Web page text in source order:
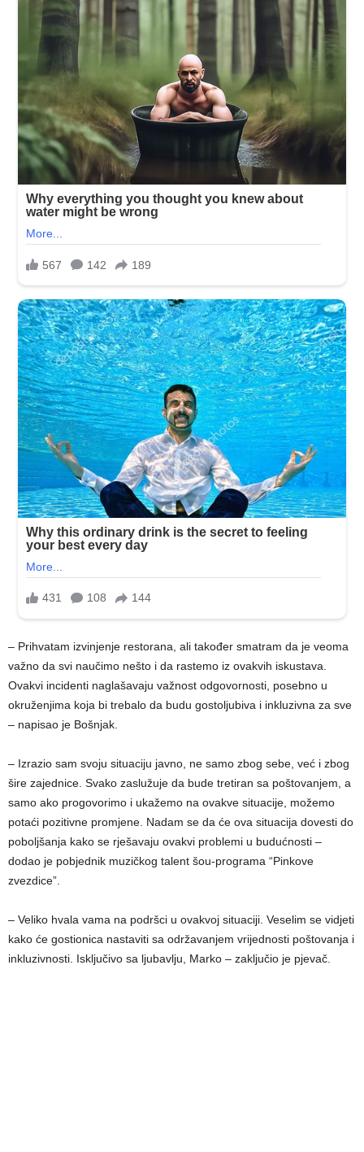
– Prihvatam izvinjenje restorana, ali također smatram da je veoma
važno da svi naučimo nešto i da rastemo iz ovakvih iskustava.
Ovakvi incidenti naglašavaju važnost odgovornosti, posebno u
okruženjima koja bi trebalo da budu gostoljubiva i inkluzivna za sve
– napisao je Bošnjak.
– Izrazio sam svoju situaciju javno, ne samo zbog sebe, već i zbog
šire zajednice. Svako zaslužuje da bude tretiran sa poštovanjem, a
samo ako progovorimo i ukažemo na ovakve situacije, možemo
potaći pozitivne promjene. Nadam se da će ova situacija dovesti do
poboljšanja kako se rješavaju ovakvi problemi u budućnosti –
dodao je pobjednik muzičkog talent šou-programa “Pinkove
zvezdice”.
– Veliko hvala vama na podršci u ovakvoj situaciji. Veselim se vidjeti
kako će gostionica nastaviti sa održavanjem vrijednosti poštovanja i
inkluzivnosti. Isključivo sa ljubavlju, Marko – zaključio je pjevač.